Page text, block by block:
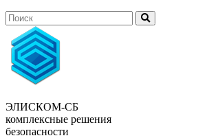
ЭЛИСКОМ-СБ
комплексные решения
безопасности